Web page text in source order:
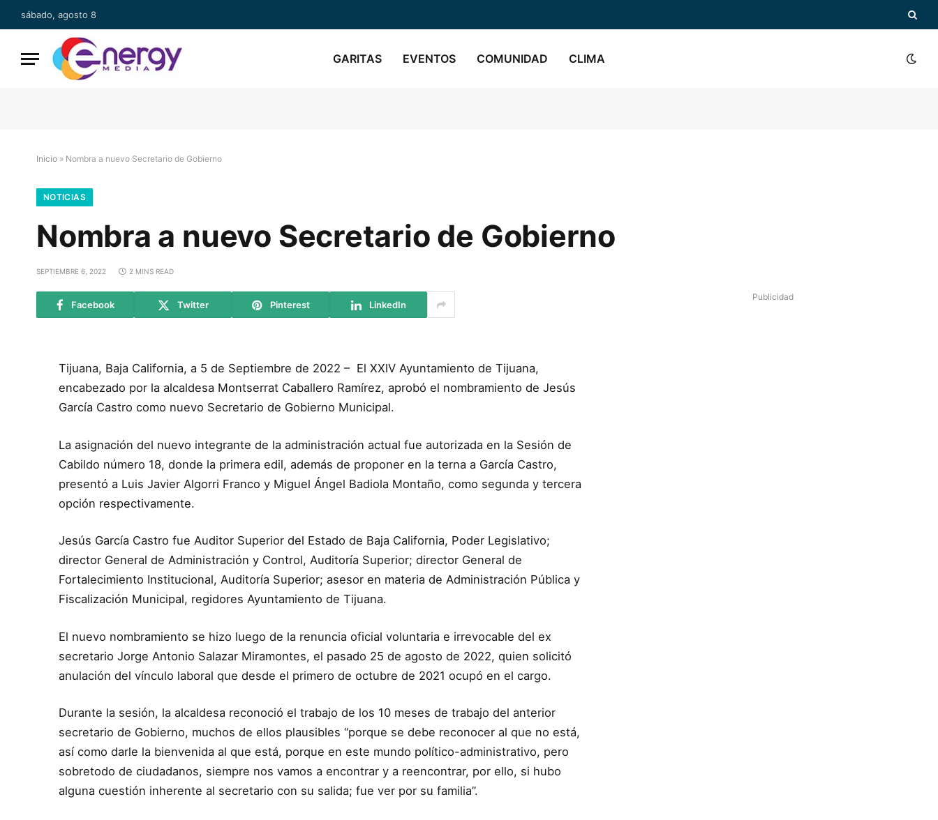
sábado, agosto 8
GARITAS EVENTOS COMUNIDAD CLIMA
Inicio » Nombra a nuevo Secretario de Gobierno
NOTICIAS
Nombra a nuevo Secretario de Gobierno
SEPTIEMBRE 6, 2022 2 MINS READ
Facebook Twitter Pinterest LinkedIn
Tijuana, Baja California, a 5 de Septiembre de 2022 – El XXlV Ayuntamiento de Tijuana,
encabezado por la alcaldesa Montserrat Caballero Ramírez, aprobó el nombramiento de Jesús
García Castro como nuevo Secretario de Gobierno Municipal.
La asignación del nuevo integrante de la administración actual fue autorizada en la Sesión de
Cabildo número 18, donde la primera edil, además de proponer en la terna a García Castro,
presentó a Luis Javier Algorri Franco y Miguel Ángel Badiola Montaño, como segunda y tercera
opción respectivamente.
Jesús García Castro fue Auditor Superior del Estado de Baja California, Poder Legislativo;
director General de Administración y Control, Auditoría Superior; director General de
Fortalecimiento Institucional, Auditoría Superior; asesor en materia de Administración Pública y
Fiscalización Municipal, regidores Ayuntamiento de Tijuana.
El nuevo nombramiento se hizo luego de la renuncia oficial voluntaria e irrevocable del ex
secretario Jorge Antonio Salazar Miramontes, el pasado 25 de agosto de 2022, quien solicitó
anulación del vínculo laboral que desde el primero de octubre de 2021 ocupó en el cargo.
Durante la sesión, la alcaldesa reconoció el trabajo de los 10 meses de trabajo del anterior
secretario de Gobierno, muchos de ellos plausibles “porque se debe reconocer al que no está,
así como darle la bienvenida al que está, porque en este mundo político-administrativo, pero
sobretodo de ciudadanos, siempre nos vamos a encontrar y a reencontrar, por ello, si hubo
alguna cuestión inherente al secretario con su salida; fue ver por su familia”.
Publicidad